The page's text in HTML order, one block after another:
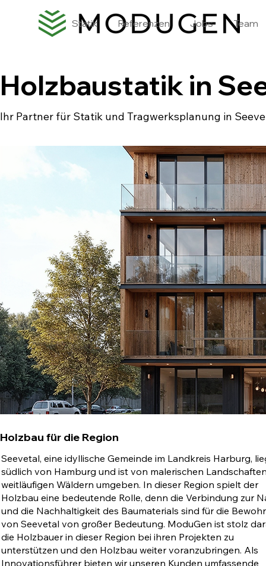
Statik Referenzen Jobs Team
Holzbaustatik in
Ihr Partner für Statik und Tragwerksplanung in
Holzbau für die Region
Seevetal, eine idyllische Gemeinde im Landkreis Harburg,
südlich von Hamburg und ist von malerischen
weitläufigen Wäldern umgeben. In dieser Region spielt der
Holzbau eine bedeutende Rolle, denn die Verbindung zur
und die Nachhaltigkeit des Baumaterials sind für die
von Seevetal von großer Bedeutung. ModuGen ist stolz
die Holzbauer in dieser Region bei ihren Projekten zu
unterstützen und den Holzbau weiter voranzubringen. Als
Innovationsführer bieten wir unseren Kunden umfassende